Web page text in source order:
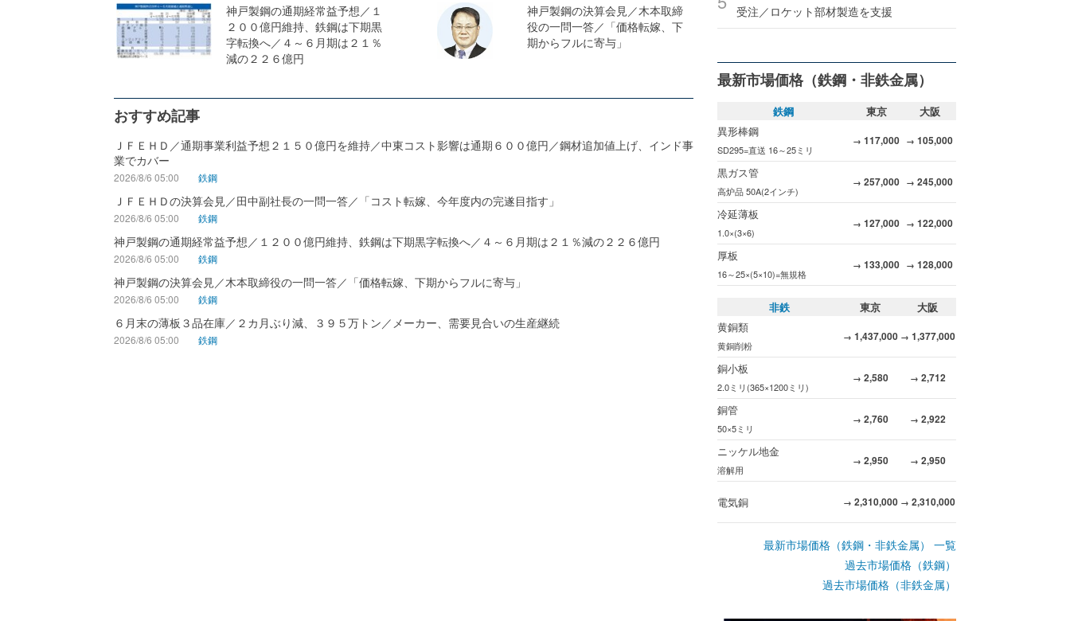
神戸製鋼の通期経常益予想／１
２００億円維持、鉄鋼は下期黒
字転換へ／４～６月期は２１％
減の２２６億円
神戸製鋼の決算会見／木本取締
役の一問一答／「価格転嫁、下
期からフルに寄与」
おすすめ記事
ＪＦＥＨＤ／通期事業利益予想２１５０億円を維持／中東コスト影響は通期６００億円／鋼材追加値上げ、インド事
業でカバー
2026/8/6 05:00 鉄鋼
ＪＦＥＨＤの決算会見／田中副社長の一問一答／「コスト転嫁、今年度内の完遂目指す」
2026/8/6 05:00 鉄鋼
神戸製鋼の通期経常益予想／１２００億円維持、鉄鋼は下期黒字転換へ／４～６月期は２１％減の２２６億円
2026/8/6 05:00 鉄鋼
神戸製鋼の決算会見／木本取締役の一問一答／「価格転嫁、下期からフルに寄与」
2026/8/6 05:00 鉄鋼
６月末の薄板３品在庫／２カ月ぶり減、３９５万トン／メーカー、需要見合いの生産継続
2026/8/6 05:00 鉄鋼
受注／ロケット部材製造を支援
最新市場価格（鉄鋼・非鉄金属）
鉄鋼 東京
大阪
異形棒鋼
SD295=直送 16～25ミリ
→ 117,000 → 105,000
黒ガス管
高炉品 50A(2インチ)
→ 257,000 → 245,000
冷延薄板
1.0×(3×6)
→ 127,000 → 122,000
厚板
16～25×(5×10)=無規格
→ 133,000 → 128,000
非鉄 東京
大阪
黄銅類
黄銅削粉
→ 1,437,000 → 1,377,000
銅小板
2.0ミリ(365×1200ミリ)
→ 2,580 → 2,712
銅管
50×5ミリ
→ 2,760 → 2,922
ニッケル地金
溶解用
→ 2,950 → 2,950
電気銅 → 2,310,000 → 2,310,000
最新市場価格（鉄鋼・非鉄金属） 一覧
過去市場価格（鉄鋼）
過去市場価格（非鉄金属）